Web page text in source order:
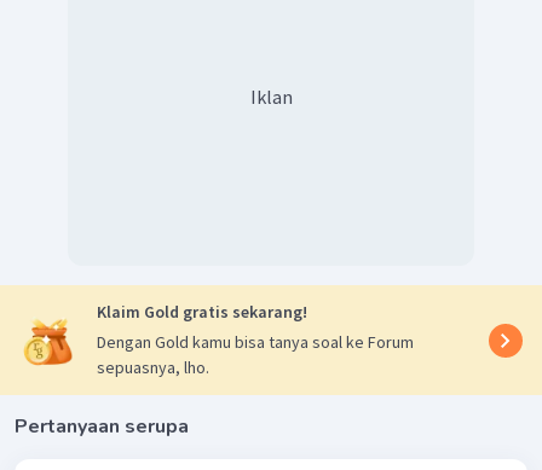
Iklan
Klaim Gold gratis sekarang!
Dengan Gold kamu bisa tanya soal ke Forum
sepuasnya, lho.
Pertanyaan serupa